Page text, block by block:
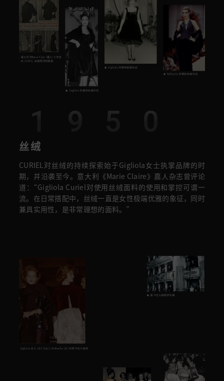
1950
丝绒
CURIEL对丝绒的持续探索始于Gigliola女士执掌品牌的时
期，并沿袭至今。意大利《Marie Claire》嘉人杂志曾评论
道：“Gigliola Curiel对使用丝绒面料的使用和掌控可谓一
流。在日常搭配中，丝绒一直是女性极端优雅的象征，同时
兼具实用性，是非常理想的面料。”